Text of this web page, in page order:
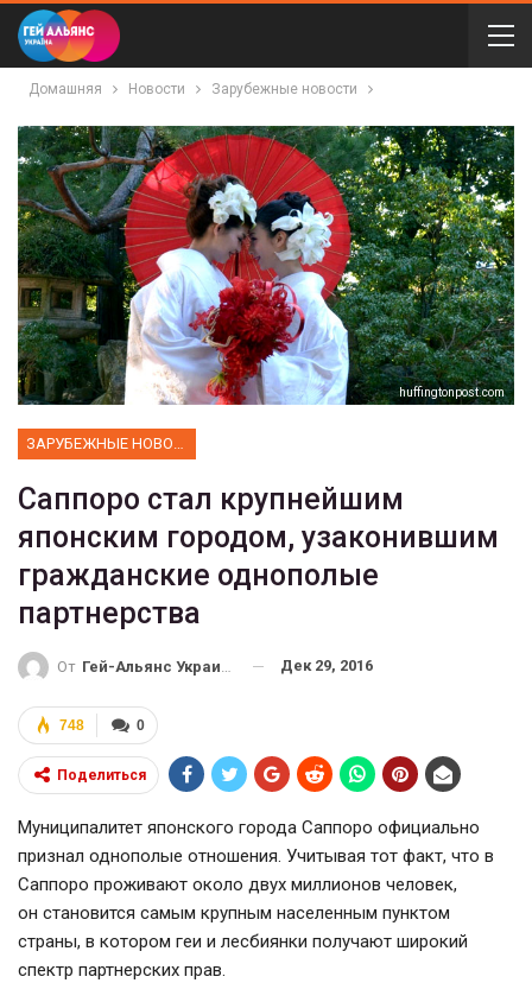
Домашняя Новости Зарубежные новости
huffingtonpost.com
ЗАРУБЕЖНЫЕ НОВОСТИ
Саппоро стал крупнейшим
японским городом, узаконившим
гражданские однополые
партнерства
От Гей-Альянс Украина Дек 29, 2016
0
748
Поделиться
Муниципалитет японского города Саппоро официально
признал однополые отношения. Учитывая тот факт, что в
Саппоро проживают около двух миллионов человек,
он становится самым крупным населенным пунктом
страны, в котором геи и лесбиянки получают широкий
спектр партнерских прав.